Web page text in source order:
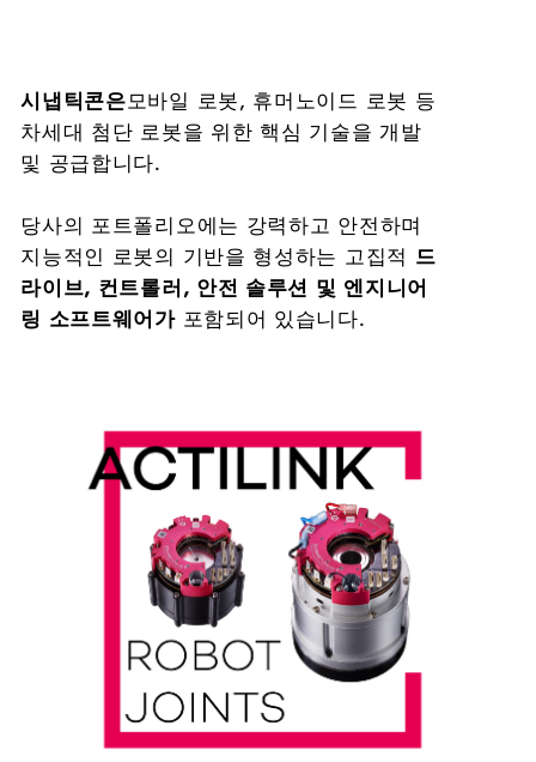
시냅틱콘은모바일 로봇, 휴머노이드 로봇 등
차세대 첨단 로봇을 위한 핵심 기술을 개발
및 공급합니다.
당사의 포트폴리오에는 강력하고 안전하며
지능적인 로봇의 기반을 형성하는 고집적 드
라이브, 컨트롤러, 안전 솔루션 및 엔지니어
링 소프트웨어가포함되어 있습니다.